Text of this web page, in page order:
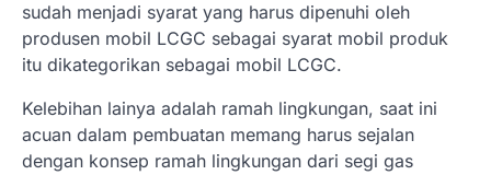
sudah menjadi syarat yang harus dipenuhi oleh
produsen mobil LCGC sebagai syarat mobil produk
itu dikategorikan sebagai mobil LCGC.
Kelebihan lainya adalah ramah lingkungan, saat ini
acuan dalam pembuatan memang harus sejalan
dengan konsep ramah lingkungan dari segi gas